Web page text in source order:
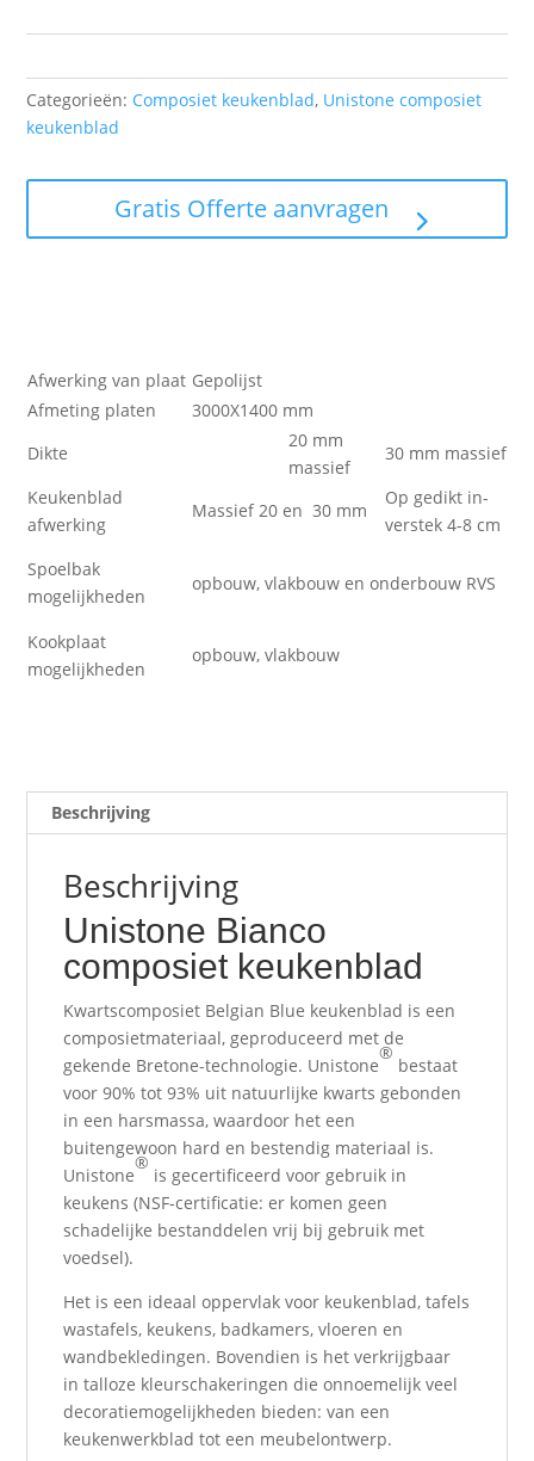
Categorieën: Composiet keukenblad, Unistone composiet
keukenblad
Gratis Offerte aanvragen
Afwerking van plaat Gepolijst
Afmeting platen
3000X1400 mm
Dikte
20 mm
massief
30 mm massief
Keukenblad
afwerking
Massief 20 en 30 mm
Op gedikt in-
verstek 4-8 cm
Spoelbak
mogelijkheden
opbouw, vlakbouw en onderbouw RVS
Kookplaat
mogelijkheden
opbouw, vlakbouw
Beschrijving
Beschrijving
Unistone Bianco
composiet keukenblad
Kwartscomposiet Belgian Blue keukenblad is een
composietmateriaal, geproduceerd met de
gekende Bretone-technologie. Unistone
®
bestaat
voor 90% tot 93% uit natuurlijke kwarts gebonden
in een harsmassa, waardoor het een
buitengewoon hard en bestendig materiaal is.
Unistone
®
is gecertificeerd voor gebruik in
keukens (NSF-certificatie: er komen geen
schadelijke bestanddelen vrij bij gebruik met
voedsel).
Het is een ideaal oppervlak voor keukenblad, tafels
wastafels, keukens, badkamers, vloeren en
wandbekledingen. Bovendien is het verkrijgbaar
in talloze kleurschakeringen die onnoemelijk veel
decoratiemogelijkheden bieden: van een
keukenwerkblad tot een meubelontwerp.